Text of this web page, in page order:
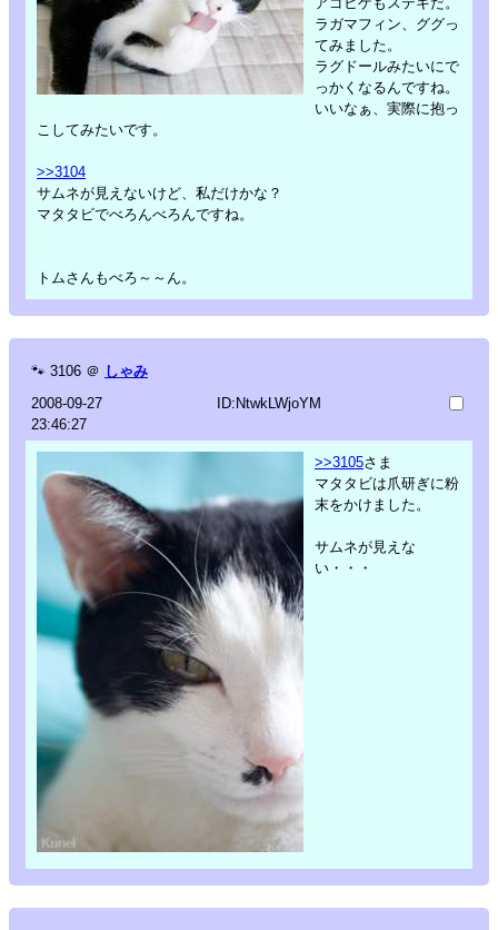
ラガマフィン、ググっ
てみました。
ラグドールみたいにで
っかくなるんですね。
いいなぁ、実際に抱っ
こしてみたいです。
>>3104
サムネが見えないけど、私だけかな？
マタタビでべろんべろんですね。
トムさんもべろ～～ん。
🐾 3106 ＠ しゃみ
2008-09-27
23:46:27
ID:NtwkLWjoYM
>>3105さま
マタタビは爪研ぎに粉
末をかけました。
サムネが見えな
い・・・